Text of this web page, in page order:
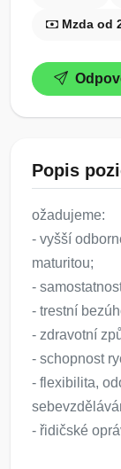
Mzda od
Popis
ožadujeme:
- vyšší
maturitou;
-
- trestní
- zdravotní
- schopnost
- flexibilita,
- řidičské